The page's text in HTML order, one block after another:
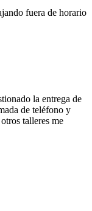
fuera de horario
la entrega de
de teléfono y
talleres me